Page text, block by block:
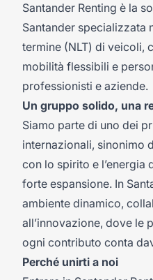
Santander Renting è la
Santander specializzata
termine (NLT) di veicoli,
mobilità flessibili e
professionisti e aziende.
Un gruppo solido, una
Siamo parte di uno dei
internazionali, sinonimo
con lo spirito e l’energia
forte espansione. In
ambiente dinamico,
all’innovazione, dove le
ogni contributo conta
Perché unirti a noi